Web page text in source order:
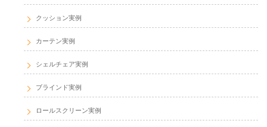
クッション実例
カーテン実例
シェルチェア実例
ブラインド実例
ロールスクリーン実例